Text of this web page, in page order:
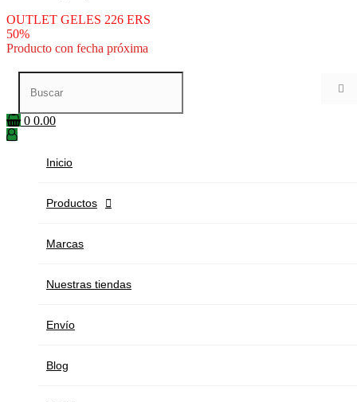
OUTLET GELES 226 ERS
50%
Producto con fecha próxima

0 0.00
Inicio
Productos 
Marcas
Nuestras tiendas
Envío
Blog